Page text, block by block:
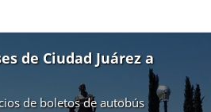
de Ciudad Juárez a
de boletos de autobús